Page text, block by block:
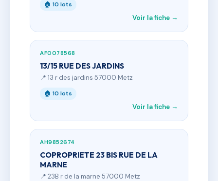
🏠 10 lots
Voir la fiche →
AF0078568
13/15 RUE DES JARDINS
📍 13 r des jardins 57000 Metz
🏠 10 lots
Voir la fiche →
AH9852674
COPROPRIETE 23 BIS RUE DE LA
MARNE
📍 23B r de la marne 57000 Metz